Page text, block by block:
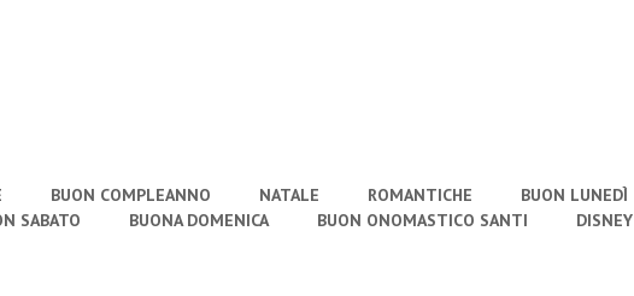
BUON COMPLEANNO NATALE ROMANTICHE BUON LUNEDÌ
SABATO BUONA DOMENICA BUON ONOMASTICO SANTI DISNEY